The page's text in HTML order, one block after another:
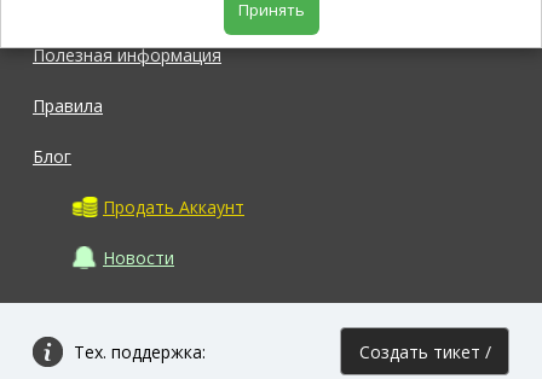
Полезная информация
Правила
Блог
Продать Аккаунт
Новости
Тех. поддержка:
Создать тикет /
Принять